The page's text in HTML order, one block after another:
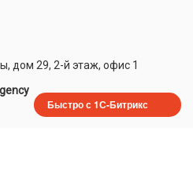
дом 29, 2-й этаж, офис 1
Быстро с 1С-Битрикс